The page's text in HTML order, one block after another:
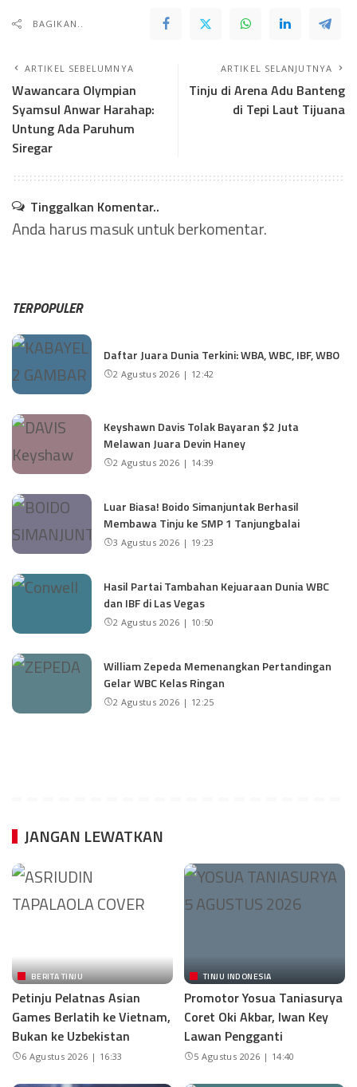
BAGIKAN..
ARTIKEL SEBELUMNYA
Wawancara Olympian
Syamsul Anwar Harahap:
Untung Ada Paruhum
Siregar
ARTIKEL SELANJUTNYA
Tinju di Arena Adu Banteng
di Tepi Laut Tijuana
Tinggalkan Komentar..
Anda harusmasukuntuk berkomentar.
TERPOPULER
Daftar Juara Dunia Terkini: WBA, WBC, IBF, WBO
2 Agustus 2026 | 12:42
Keyshawn Davis Tolak Bayaran $2 Juta
Melawan Juara Devin Haney
2 Agustus 2026 | 14:39
Luar Biasa! Boido Simanjuntak Berhasil
Membawa Tinju ke SMP 1 Tanjungbalai
3 Agustus 2026 | 19:23
Hasil Partai Tambahan Kejuaraan Dunia WBC
dan IBF di Las Vegas
2 Agustus 2026 | 10:50
William Zepeda Memenangkan Pertandingan
Gelar WBC Kelas Ringan
2 Agustus 2026 | 12:25
JANGAN LEWATKAN
BERITA TINJU
Petinju Pelatnas Asian
Games Berlatih ke Vietnam,
Bukan ke Uzbekistan
6 Agustus 2026 | 16:33
TINJU INDONESIA
Promotor Yosua Taniasurya
Coret Oki Akbar, Iwan Key
Lawan Pengganti
5 Agustus 2026 | 14:40